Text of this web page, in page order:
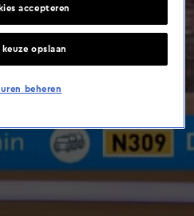
accepteren
opslaan
beheren